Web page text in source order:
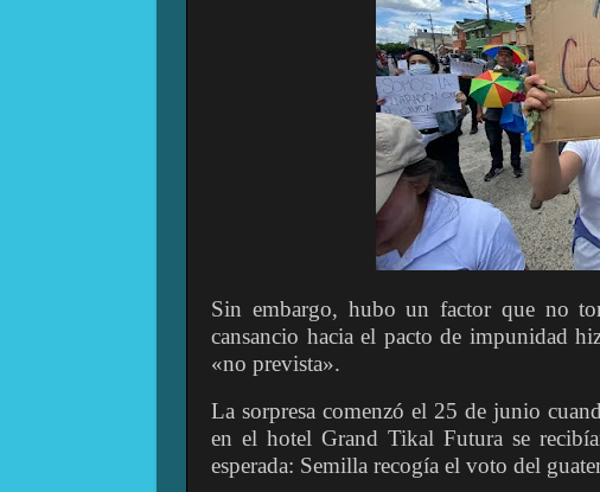
Sin embargo, hubo un factor que no
cansancio hacia el pacto de impunidad
«no prevista».
La sorpresa comenzó el 25 de junio
en el hotel Grand Tikal Futura se
esperada: Semilla recogía el voto del